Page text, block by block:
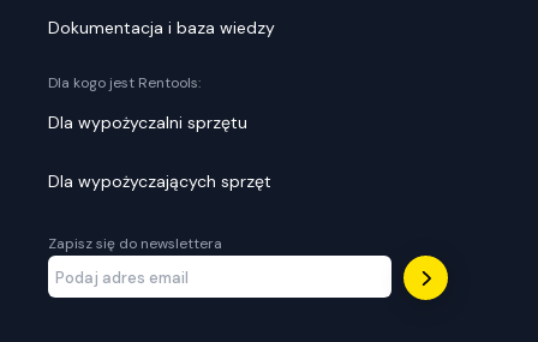
Dokumentacja i baza wiedzy
Dla kogo jest Rentools:
Dla wypożyczalni sprzętu
Dla wypożyczających sprzęt
Zapisz się do newslettera